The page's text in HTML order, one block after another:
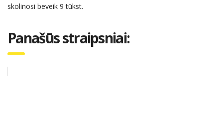
skolinosi beveik 9 tūkst.
Panašūs straipsniai: